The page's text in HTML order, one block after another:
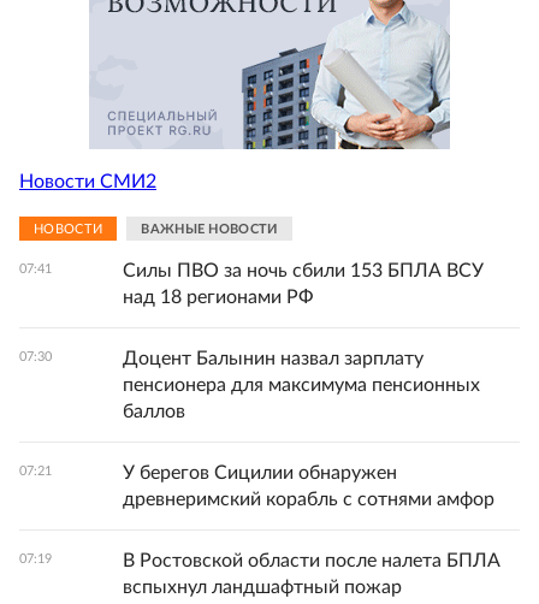
Новости СМИ2
НОВОСТИ ВАЖНЫЕ НОВОСТИ
07:41
Силы ПВО за ночь сбили 153 БПЛА ВСУ
над 18 регионами РФ
07:30
Доцент Балынин назвал зарплату
пенсионера для максимума пенсионных
баллов
07:21
У берегов Сицилии обнаружен
древнеримский корабль с сотнями амфор
07:19
В Ростовской области после налета БПЛА
вспыхнул ландшафтный пожар